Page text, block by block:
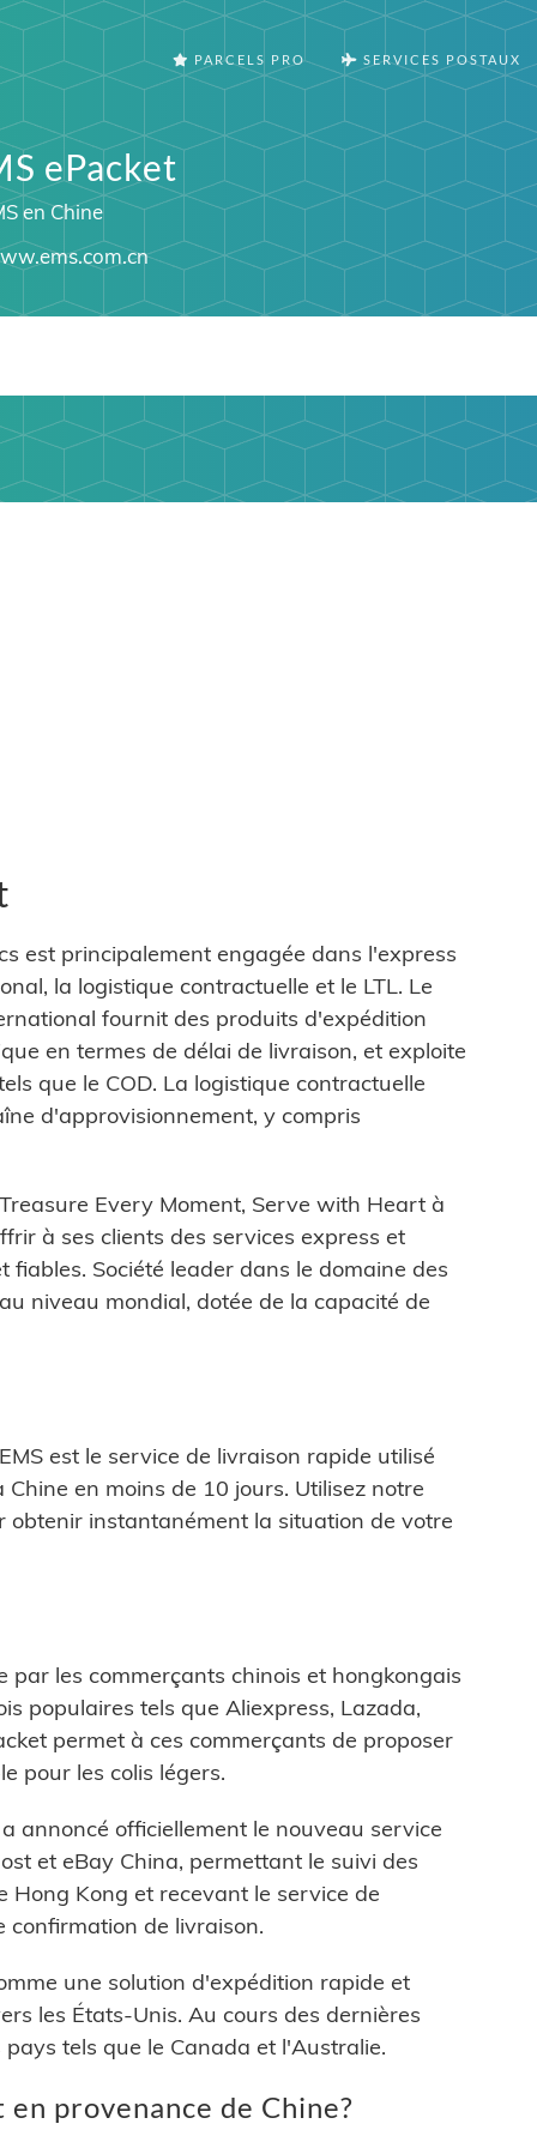
PARCELS PRO SERVICES POSTAUX
ePacket
en Chine
est principalement engagée dans l'express
la logistique contractuelle et le LTL. Le
fournit des produits d'expédition
en termes de délai de livraison, et exploite
que le COD. La logistique contractuelle
d'approvisionnement, y compris
Every Moment, Serve with Heart à
à ses clients des services express et
Société leader dans le domaine des
niveau mondial, dotée de la capacité de
est le service de livraison rapide utilisé
en moins de 10 jours. Utilisez notre
obtenir instantanément la situation de votre
les commerçants chinois et hongkongais
populaires tels que Aliexpress, Lazada,
permet à ces commerçants de proposer
pour les colis légers.
annoncé officiellement le nouveau service
et eBay China, permettant le suivi des
Hong Kong et recevant le service de
confirmation de livraison.
une solution d'expédition rapide et
les États-Unis. Au cours des dernières
tels que le Canada et l'Australie.
provenance de Chine?